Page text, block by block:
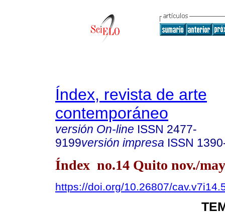
Índex, revista de arte
contemporáneo
versión On-line ISSN 2477-
9199versión impresa ISSN
Índex no.14 Quito nov./
https://doi.org/10.26807/